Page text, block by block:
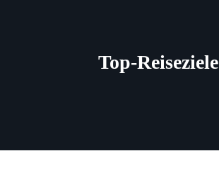
Top-Reiseziele